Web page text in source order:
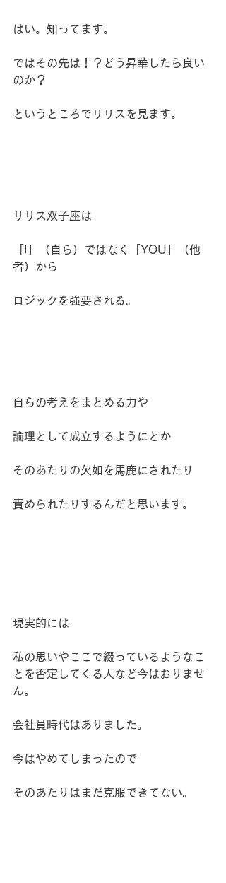
はい。知ってます。
ではその先は！？どう昇華したら良い
のか？
というところでリリスを見ます。
リリス双子座は
「I」（自ら）ではなく「YOU」（他
者）から
ロジックを強要される。
自らの考えをまとめる力や
論理として成立するようにとか
そのあたりの欠如を馬鹿にされたり
責められたりするんだと思います。
現実的には
私の思いやここで綴っているようなこ
とを否定してくる人など今はおりませ
ん。
会社員時代はありました。
今はやめてしまったので
そのあたりはまだ克服できてない。